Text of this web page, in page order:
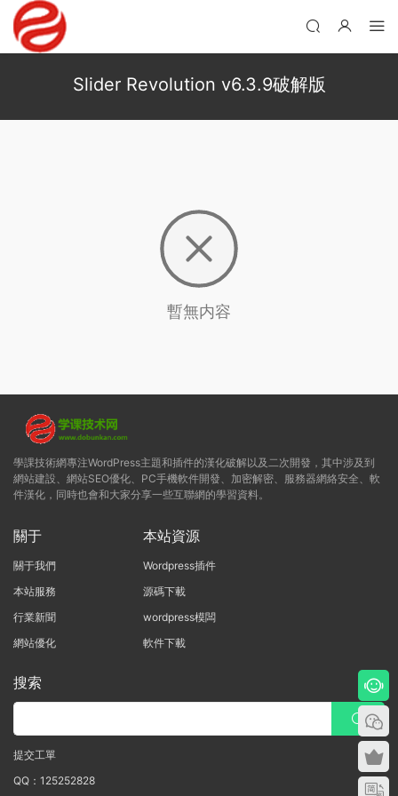
Slider Revolution v6.3.9破解版
暫無内容
學課技術網專注WordPress主題和插件的漢化破解以及二次開發，其中涉及到
網站建設、網站SEO優化、PC手機軟件開發、加密解密、服務器網絡安全、軟
件漢化，同時也會和大家分享一些互聯網的學習資料。
關于
關于我們
本站服務
行業新聞
網站優化
本站資源
Wordpress插件
源碼下載
wordpress模闆
軟件下載
搜索
提交工單
QQ：125252828